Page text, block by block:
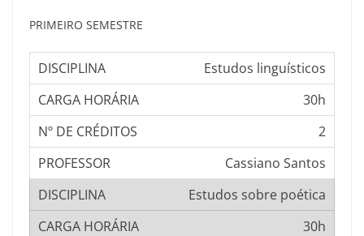
PRIMEIRO SEMESTRE
Estudos linguísticos
30h
2
Cassiano Santos
Estudos sobre poética
30h